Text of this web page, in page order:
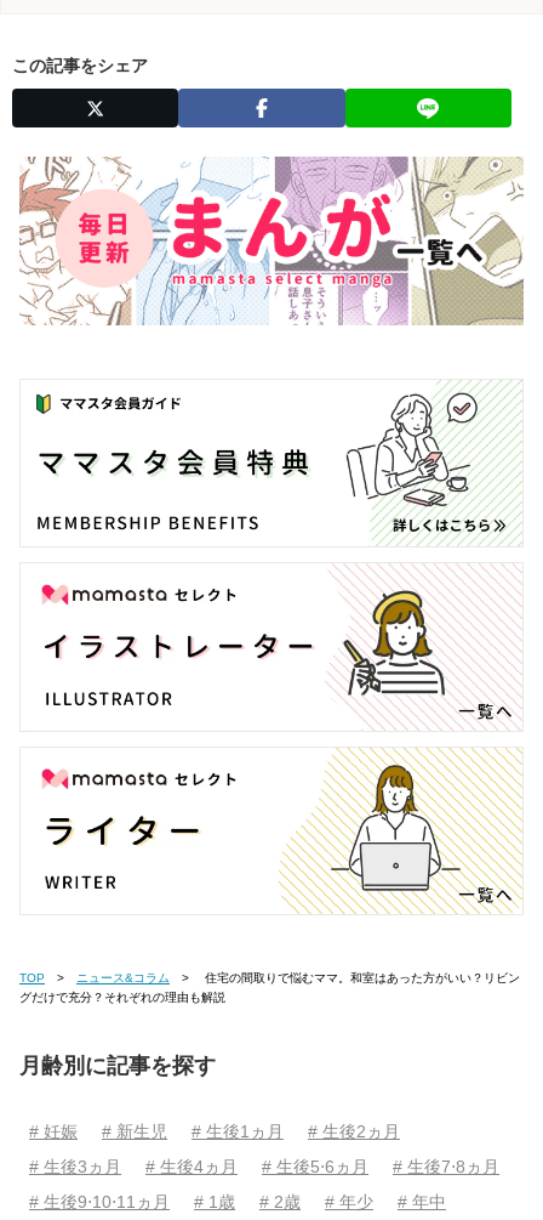
この記事をシェア
TOP ニュース&コラム
グだけで充分？それぞれの理由も解説
月齢別に記事を探す
# 妊娠 # 新生児 # 生後1ヵ月
# 生後2ヵ月
# 生後3ヵ月
# 生後4ヵ月 # 生後5⋅6ヵ月
# 生後7⋅8ヵ月
# 生後9⋅10⋅11ヵ月
# 1歳 # 2歳 # 年少
# 年中